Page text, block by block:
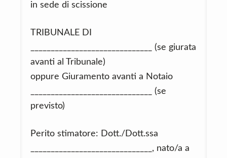
in sede di scissione
TRIBUNALE DI
______________________________ (se giurata
avanti al Tribunale)
oppure Giuramento avanti a Notaio
______________________________ (se
previsto)
Perito stimatore: Dott./Dott.ssa
______________________________, nato/a a